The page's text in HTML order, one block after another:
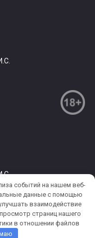
только с
событий на нашем веб-
данные с помощью
взаимодействие
страниц нашего
в отношении файлов